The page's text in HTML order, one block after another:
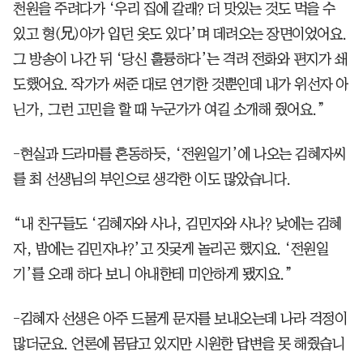
천원을 주려다가 ‘우리 집에 갈래? 더 맛있는 것도 먹을 수
있고 형(兄)아가 입던 옷도 있다’며 데려오는 장면이었어요.
그 방송이 나간 뒤 ‘당신 훌륭하다’는 격려 전화와 편지가 쇄
도했어요. 작가가 써준 대로 연기한 것뿐인데 내가 위선자 아
닌가, 그런 고민을 할 때 누군가가 여길 소개해 줬어요.”
-현실과 드라마를 혼동하듯, ‘전원일기’에 나오는 김혜자씨
를 최 선생님의 부인으로 생각한 이도 많았습니다.
“내 친구들도 ‘김혜자와 사나, 김민자와 사나? 낮에는 김혜
자, 밤에는 김민자냐?’고 짓궂게 놀리곤 했지요. ‘전원일
기’를 오래 하다 보니 아내한테 미안하게 됐지요.”
-김혜자 선생은 아주 드물게 문자를 보내오는데 나라 걱정이
많더군요. 언론에 몸담고 있지만 시원한 답변을 못 해줬습니